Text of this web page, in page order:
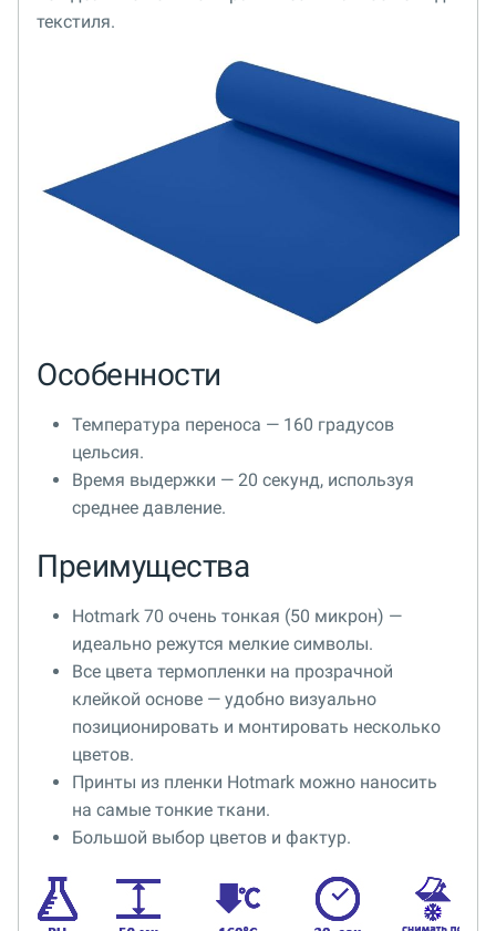
текстиля.
Особенности
Температура переноса — 160 градусов
цельсия.
Время выдержки — 20 секунд, используя
среднее давление.
Преимущества
Hotmark 70 очень тонкая (50 микрон) —
идеально режутся мелкие символы.
Все цвета термопленки на прозрачной
клейкой основе — удобно визуально
позиционировать и монтировать несколько
цветов.
Принты из пленки Hotmark можно наносить
на самые тонкие ткани.
Большой выбор цветов и фактур.